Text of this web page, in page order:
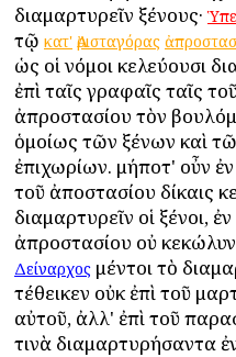
διαμαρτυρεῖν ξένους·
τῷ κατ' Ἀρισταγόρας
ὡς οἱ νόμοι κελεύουσι
ἐπὶ ταῖς γραφαῖς ταῖς
ἀπροστασίου τὸν
ὁμοίως τῶν ξένων καὶ
ἐπιχωρίων. μήποτ' οὖν ἐν
τοῦ ἀποστασίου δίκαις
διαμαρτυρεῖν οἱ ξένοι,
ἀπροστασίου οὐ
Δείναρχος μέντοι τὸ
τέθεικεν οὐκ ἐπὶ τοῦ
αὐτοῦ, ἀλλ' ἐπὶ τοῦ
τινὰ διαμαρτυρήσαντα